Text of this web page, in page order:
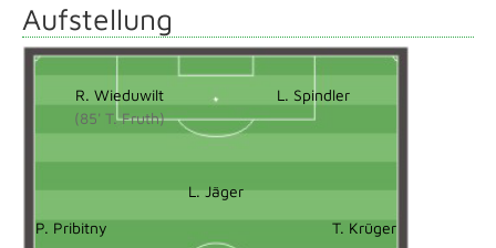
Aufstellung
R. Wieduwilt
(85' T. Fruth)
L. Spindler
L. Jäger
P. Pribitny
T. Krüger